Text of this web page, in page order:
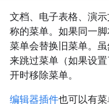
文档、电子表格、演
称的菜单。如果同一
菜单会替换旧菜单。
来跳过菜单（如果设
开时移除菜单。
编辑器插件也可以有